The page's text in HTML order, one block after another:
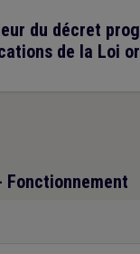
du décret
de la Loi
Fonctionnement